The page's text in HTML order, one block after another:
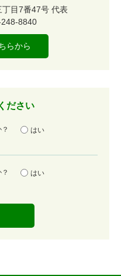
丁目7番47号 代表
8840
らから
ださい
？
はい
？
はい